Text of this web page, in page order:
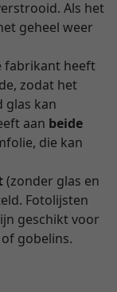
Als het
geheel weer
fabrikant heeft
zodat het
glas kan
aan beide
die kan
(zonder glas en
Fotolijsten
geschikt voor
gobelins.